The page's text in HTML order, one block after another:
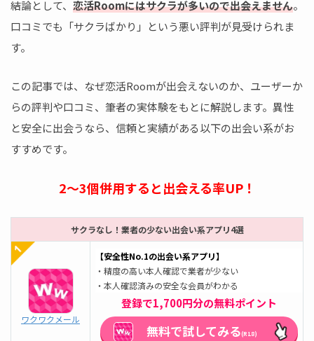
結論として、 恋活Roomにはサクラが多いので出会えません。
口コミでも「サクラばかり」という悪い評判が見受けられま
す。
この記事では、なぜ恋活Roomが出会えないのか、ユーザーか
らの評判や口コミ、筆者の実体験をもとに解説します。異性
と安全に出会うなら、信頼と実績がある以下の出会い系がお
すすめです。
2～3個併用すると出会える率UP！
サクラなし！業者の少ない出会い系アプリ4選
ワクワクメール
【安全性No.1の出会い系アプリ】
・精度の高い本人確認で業者が少ない
・本人確認済みの安全な会員がわかる
登録で1,700円分の無料ポイント
無料で試してみる(R18)